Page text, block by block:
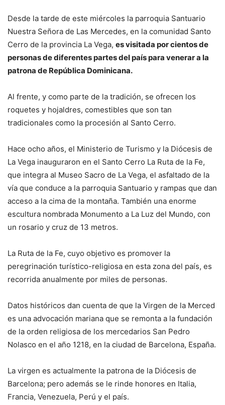
Desde la tarde de este miércoles la parroquia Santuario
Nuestra Señora de Las Mercedes, en la comunidad Santo
Cerro de la provincia La Vega, es visitada por cientos de
personas de diferentes partes del país para venerar a la
patrona de República Dominicana.
Al frente, y como parte de la tradición, se ofrecen los
roquetes y hojaldres, comestibles que son tan
tradicionales como la procesión al Santo Cerro.
Hace ocho años, el Ministerio de Turismo y la Diócesis de
La Vega inauguraron en el Santo Cerro La Ruta de la Fe,
que integra al Museo Sacro de La Vega, el asfaltado de la
vía que conduce a la parroquia Santuario y rampas que dan
acceso a la cima de la montaña. También una enorme
escultura nombrada Monumento a La Luz del Mundo, con
un rosario y cruz de 13 metros.
La Ruta de la Fe, cuyo objetivo es promover la
peregrinación turístico-religiosa en esta zona del país, es
recorrida anualmente por miles de personas.
Datos históricos dan cuenta de que la Virgen de la Merced
es una advocación mariana que se remonta a la fundación
de la orden religiosa de los mercedarios San Pedro
Nolasco en el año 1218, en la ciudad de Barcelona, España.
La virgen es actualmente la patrona de la Diócesis de
Barcelona; pero además se le rinde honores en Italia,
Francia, Venezuela, Perú y el país.